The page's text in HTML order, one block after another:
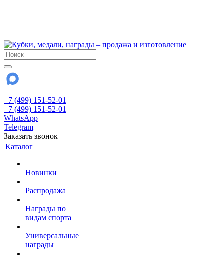
+7 (499) 151-52-01
+7 (499) 151-52-01
WhatsApp
Telegram
Заказать звонок
Каталог
Новинки
Распродажа
Награды по
видам спорта
Универсальные
награды